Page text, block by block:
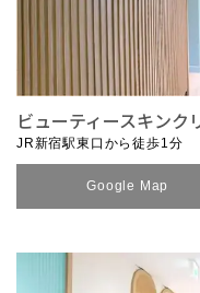
ビューティースキンク
JR新宿駅東口から徒歩1分
Google Map